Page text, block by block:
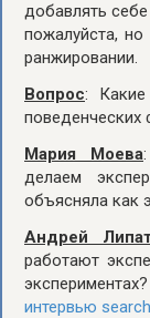
добавлять
пожалуйста,
ранжировании.
Вопрос: Какие
поведенческих
Мария Моева
делаем
объясняла как
Андрей
работают
интервью